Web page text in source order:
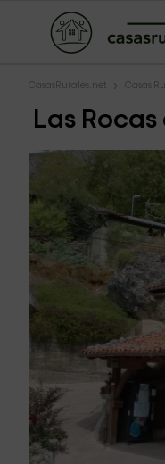
CasasRurales.net Casas
Las